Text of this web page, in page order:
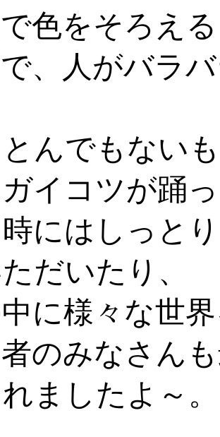
で色をそろえ
で、人がバラ
んでもない
イコツが踊
にはしっと
だいたり、
に様々な世
のみなさん
ましたよ～。